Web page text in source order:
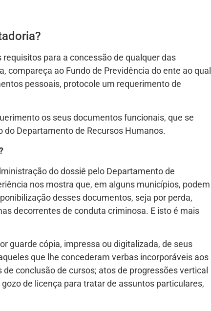
para a concessão de qualquer das
compareça ao Fundo de Previdência do ente ao qual
pessoais, protocole um requerimento de
os seus documentos funcionais, que se
Departamento de Recursos Humanos.
do dossiê pelo Departamento de
nos mostra que, em alguns municípios, podem
desses documentos, seja por perda,
decorrentes de conduta criminosa. E isto é mais
guarde cópia, impressa ou digitalizada, de seus
que lhe concederam verbas incorporáveis aos
conclusão de cursos; atos de progressões vertical
de licença para tratar de assuntos particulares,